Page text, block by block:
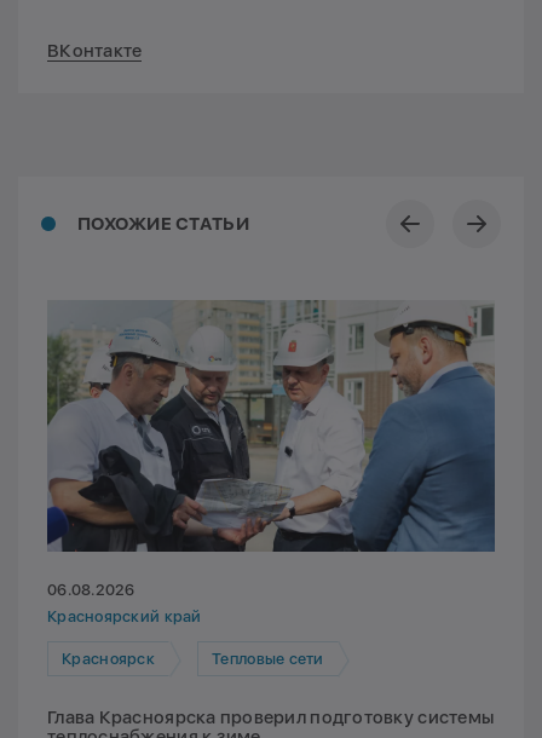
ВКонтакте
ПОХОЖИЕ СТАТЬИ
06.08.2026
Красноярский край
Красноярск Тепловые сети
Глава Красноярска проверил подготовку системы